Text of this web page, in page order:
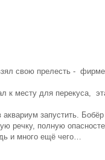
свою прелесть -
к месту для перекуса,
запустить.
речку, полную
и много ещё чего…